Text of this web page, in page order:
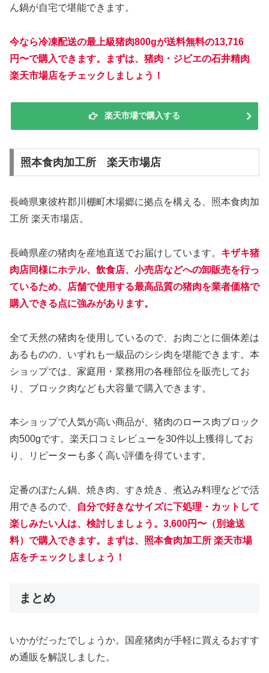
ん鍋が自宅で堪能できます。
今なら冷凍配送の最上級猪肉800gが送料無料の13,716
円〜で購入できます。まずは、猪肉・ジビエの石井精肉
楽天市場店をチェックしましょう！
楽天市場で購入する
照本食肉加工所 楽天市場店
長崎県東彼杵郡川棚町木場郷に拠点を構える、照本食肉加
工所 楽天市場店。
長崎県産の猪肉を産地直送でお届けしています。 キザキ猪
肉店同様にホテル、飲食店、小売店などへの卸販売を行っ
ているため、店舗で使用する最高品質の猪肉を業者価格で
購入できる点に強みがあります。
全て天然の猪肉を使用しているので、お肉ごとに個体差は
あるものの、いずれも一級品のシシ肉を堪能できます。本
ショップでは、家庭用・業務用の各種部位を販売してお
り、ブロック肉なども大容量で購入できます。
本ショップで人気が高い商品が、猪肉のロース肉ブロック
肉500gです。楽天口コミレビューを30件以上獲得してお
り、リピーターも多く高い評価を得ています。
定番のぼたん鍋、焼き肉、すき焼き、煮込み料理などで活
用できるので、
自分で好きなサイズに下処理・カットして
楽しみたい人は、検討しましょう。3,600円〜（別途送
料）で購入できます。まずは、照本食肉加工所 楽天市場
店をチェックしましょう！
まとめ
いかがだったでしょうか。国産猪肉が手軽に買えるおすす
め通販を解説しました。